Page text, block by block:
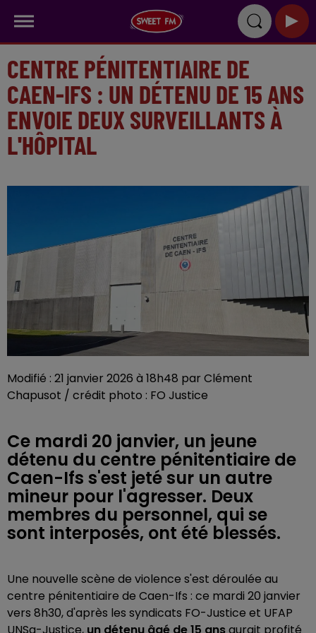
CENTRE PÉNITENTIAIRE DE
CAEN-IFS : UN DÉTENU DE 15 ANS
ENVOIE DEUX SURVEILLANTS À
L'HÔPITAL
Modifié : 21 janvier 2026 à 18h48 par Clément
Chapusot / crédit photo : FO Justice
Ce mardi 20 janvier, un jeune
détenu du centre pénitentiaire de
Caen-Ifs s'est jeté sur un autre
mineur pour l'agresser. Deux
membres du personnel, qui se
sont interposés, ont été blessés.
Une nouvelle scène de violence s'est déroulée au
centre pénitentiaire de Caen-Ifs : ce mardi 20 janvier
vers 8h30, d'après les syndicats FO-Justice et UFAP
UNSa-Justice, un détenu âgé de 15 ansaurait profité